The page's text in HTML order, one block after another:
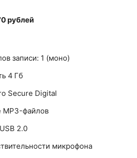
рублей
записи: 1 (моно)
4 Гб
Secure Digital
MP3-файлов
2.0
микрофона